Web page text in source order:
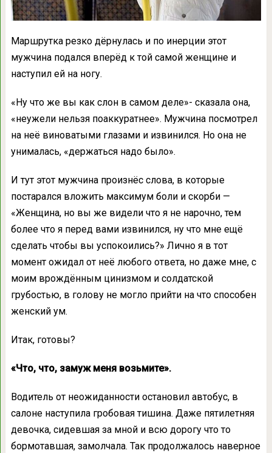
Маршрутка резко дёрнулась и по инерции этот
мужчина подался вперёд к той самой женщине и
наступил ей на ногу.
«Ну что же вы как слон в самом деле»- сказала она,
«неужели нельзя поаккуратнее». Мужчина посмотрел
на неё виноватыми глазами и извинился. Но она не
унималась, «держаться надо было».
И тут этот мужчина произнёс слова, в которые
постарался вложить максимум боли и скорби —
«Женщина, но вы же видели что я не нарочно, тем
более что я перед вами извинился, ну что мне ещё
сделать чтобы вы успокоились?» Лично я в тот
момент ожидал от неё любого ответа, но даже мне, с
моим врождённым цинизмом и солдатской
грубостью, в голову не могло прийти на что способен
женский ум.
Итак, готовы?
«Что, что, замуж меня возьмите».
Водитель от неожиданности остановил автобус, в
салоне наступила гробовая тишина. Даже пятилетняя
девочка, сидевшая за мной и всю дорогу что то
бормотавшая, замолчала. Так продолжалось наверное